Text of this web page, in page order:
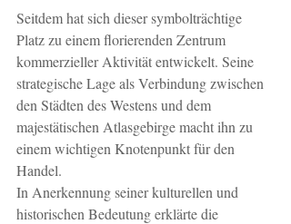
Seitdem hat sich dieser symbolträchtige
Platz zu einem florierenden Zentrum
kommerzieller Aktivität entwickelt. Seine
strategische Lage als Verbindung zwischen
den Städten des Westens und dem
majestätischen Atlasgebirge macht ihn zu
einem wichtigen Knotenpunkt für den
Handel.
In Anerkennung seiner kulturellen und
historischen Bedeutung erklärte die